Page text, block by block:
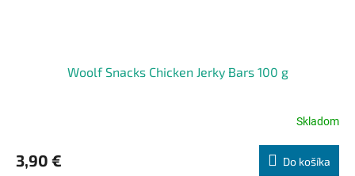
Woolf Snacks Chicken Jerky Bars 100 g
produktu
je
Skladom
3,90 € Do košíka